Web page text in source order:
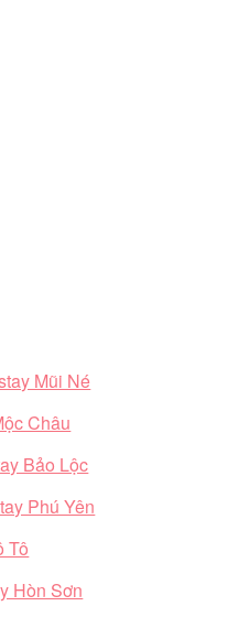
Mũi Né
Châu
Bảo Lộc
Phú Yên
Tô
Hòn Sơn